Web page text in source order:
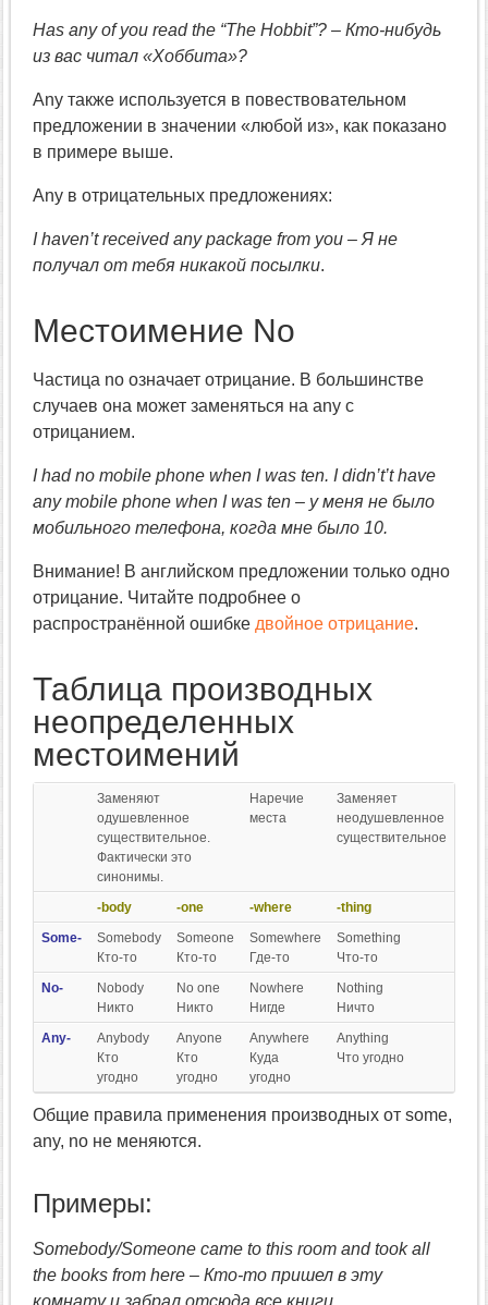
Has any of you read the “The Hobbit”? – Кто-нибудь
из вас читал «Хоббита»?
Any также используется в повествовательном
предложении в значении «любой из», как показано
в примере выше.
Any в отрицательных предложениях:
I haven’t received any package from you – Я не
получал от тебя никакой посылки.
Местоимение No
Частица no означает отрицание. В большинстве
случаев она может заменяться на any с
отрицанием.
I had no mobile phone when I was ten. I didn’t’t have
any mobile phone when I was ten – у меня не было
мобильного телефона, когда мне было 10.
Внимание! В английском предложении только одно
отрицание. Читайте подробнее о
распространённой ошибке двойное отрицание.
Таблица производных
неопределенных
местоимений
Заменяют
одушевленное
существительное.
Фактически это
синонимы.
Наречие
места
Заменяет
неодушевленное
существительное
-body -one -where
-thing
Some-
Somebody
Кто-то
Someone
Кто-то
Somewhere
Где-то
Something
Что-то
No-
Nobody
Никто
No one
Никто
Nowhere
Нигде
Nothing
Ничто
Any-
Anybody
Кто
угодно
Anyone
Кто
угодно
Anywhere
Куда
угодно
Anything
Что угодно
Общие правила применения производных от some,
any, no не меняются.
Примеры:
Somebody/Someone came to this room and took all
the books from here – Кто-то пришел в эту
комнату и забрал отсюда все книги.